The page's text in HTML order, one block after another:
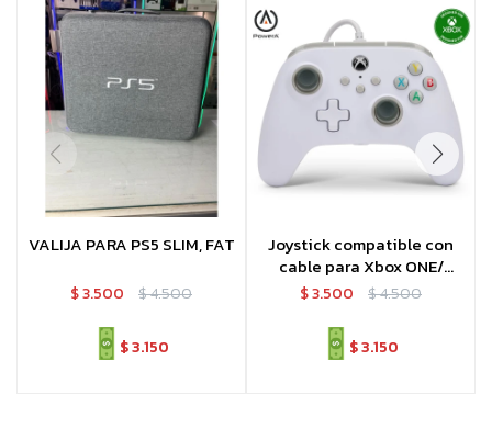
VALIJA PARA PS5 SLIM, FAT
$3.500 $4.500
$3.150
Joystick compatible con
cable para Xbox ONE/
Series
$3.500 $4.500
$3.150